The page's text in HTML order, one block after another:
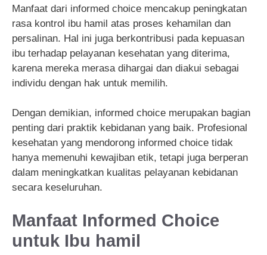
Manfaat dari informed choice mencakup peningkatan
rasa kontrol ibu hamil atas proses kehamilan dan
persalinan. Hal ini juga berkontribusi pada kepuasan
ibu terhadap pelayanan kesehatan yang diterima,
karena mereka merasa dihargai dan diakui sebagai
individu dengan hak untuk memilih.
Dengan demikian, informed choice merupakan bagian
penting dari praktik kebidanan yang baik. Profesional
kesehatan yang mendorong informed choice tidak
hanya memenuhi kewajiban etik, tetapi juga berperan
dalam meningkatkan kualitas pelayanan kebidanan
secara keseluruhan.
Manfaat Informed Choice
untuk Ibu hamil